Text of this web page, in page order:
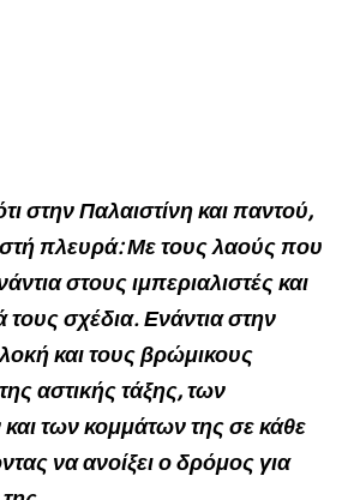
στην Παλαιστίνη και παντού,
πλευρά: Με τους λαούς που
στους ιμπεριαλιστές και
τους σχέδια. Ενάντια στην
και τους βρώμικους
αστικής τάξης, των
των κομμάτων της σε κάθε
να ανοίξει ο δρόμος για